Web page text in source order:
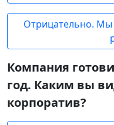
Отрицательно. Мы
Компания
год. Каким вы
корпоратив?